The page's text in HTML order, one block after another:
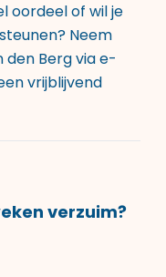
oordeel of wil je
Neem
Berg via e-
vrijblijvend
verzuim?